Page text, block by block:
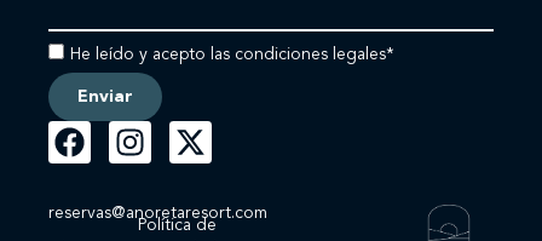
He leído y acepto las condiciones legales*
Enviar
reservas@anoretaresort.com
Política de